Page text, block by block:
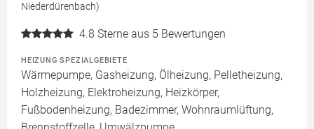
Niederdürenbach)
4.8 Sterne aus 5 Bewertungen
HEIZUNG SPEZIALGEBIETE
Wärmepumpe, Gasheizung, Ölheizung, Pelletheizung,
Holzheizung, Elektroheizung, Heizkörper,
Fußbodenheizung, Badezimmer, Wohnraumlüftung,